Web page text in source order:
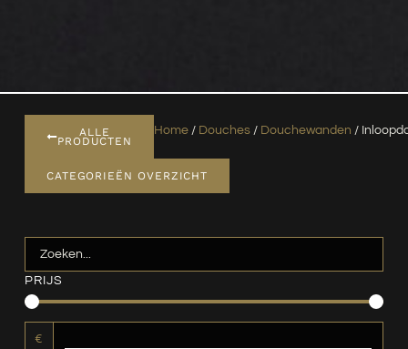
ALLE
PRODUCTEN
Home/ Douches/ Douchewanden /
CATEGORIEËN OVERZICHT
PRIJS
€